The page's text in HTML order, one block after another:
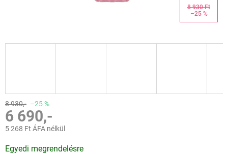
8 930 Ft
–25 %
8 930,- –25 %
6 690,-
5 268 Ft ÁFA nélkül
Egyedi megrendelésre